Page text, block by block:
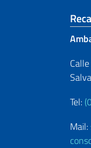
Tel:
Mail: